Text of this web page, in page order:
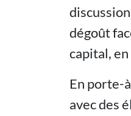
dégoût
capital,
En porte-
avec des